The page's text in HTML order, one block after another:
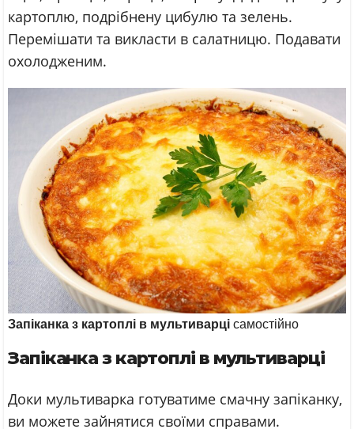
картоплю, подрібнену цибулю та зелень.
Перемішати та викласти в салатницю. Подавати
охолодженим.
Запіканка з картоплі в мультиварці самостійно
Запіканка з картоплі в мультиварці
Доки мультиварка готуватиме смачну запіканку,
ви можете зайнятися своїми справами.